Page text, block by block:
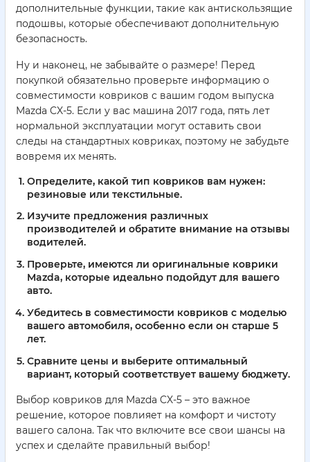
дополнительные функции, такие как антискользящие
подошвы, которые обеспечивают дополнительную
безопасность.
Ну и наконец, не забывайте о размере! Перед
покупкой обязательно проверьте информацию о
совместимости ковриков с вашим годом выпуска
Mazda CX-5. Если у вас машина 2017 года, пять лет
нормальной эксплуатации могут оставить свои
следы на стандартных ковриках, поэтому не забудьте
вовремя их менять.
Определите, какой тип ковриков вам нужен:
резиновые или текстильные.
Изучите предложения различных
производителей и обратите внимание на отзывы
водителей.
Проверьте, имеются ли оригинальные коврики
Mazda, которые идеально подойдут для вашего
авто.
Убедитесь в совместимости ковриков с моделью
вашего автомобиля, особенно если он старше 5
лет.
Сравните цены и выберите оптимальный
вариант, который соответствует вашему бюджету.
Выбор ковриков для Mazda CX-5 – это важное
решение, которое повлияет на комфорт и чистоту
вашего салона. Так что включите все свои шансы на
успех и сделайте правильный выбор!